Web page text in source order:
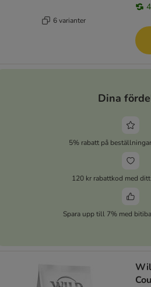
6 varianter
Dina
5% rabatt på
120 kr rabattkod med
Spara upp till 7% med